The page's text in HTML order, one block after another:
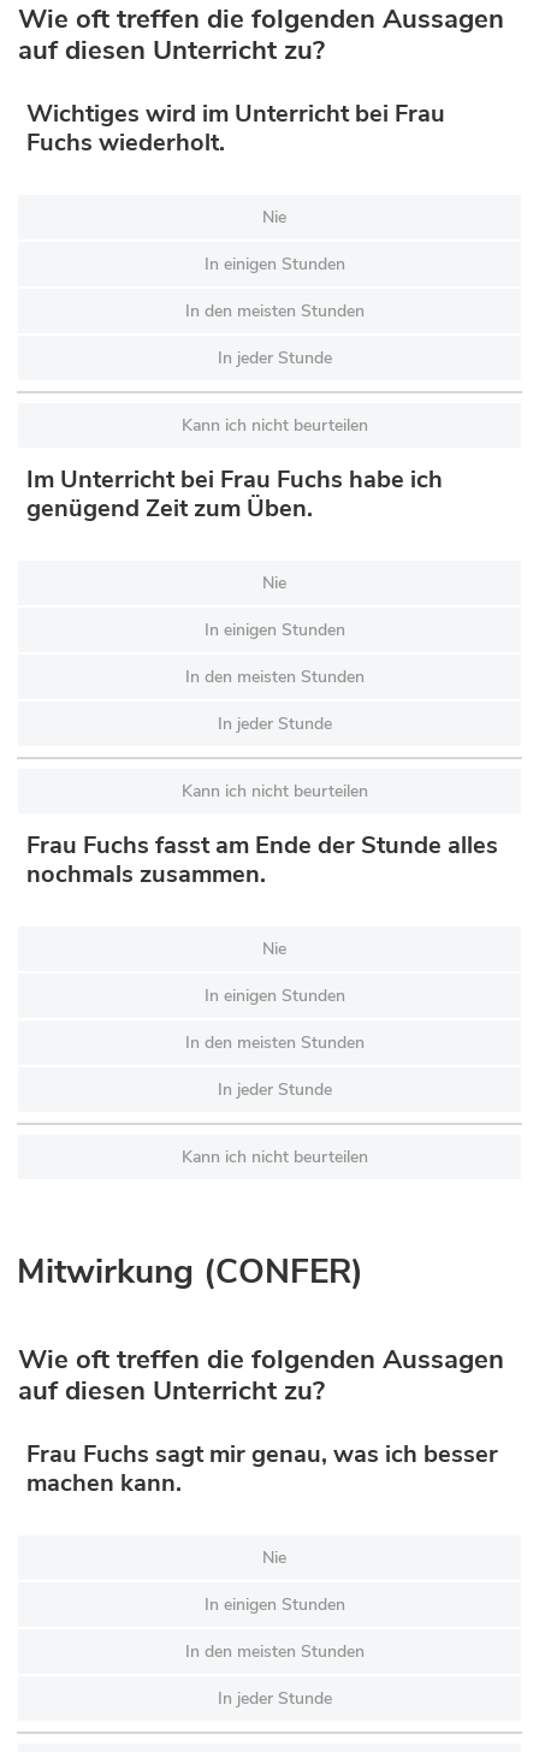
Wie oft treffen die folgenden Aussagen
auf diesen Unterricht zu?
Wichtiges wird im Unterricht bei Frau
Fuchs wiederholt.
Nie
In einigen Stunden
In den meisten Stunden
In jeder Stunde
Kann ich nicht beurteilen
Im Unterricht bei Frau Fuchs habe ich
genügend Zeit zum Üben.
Nie
In einigen Stunden
In den meisten Stunden
In jeder Stunde
Kann ich nicht beurteilen
Frau Fuchs fasst am Ende der Stunde alles
nochmals zusammen.
Nie
In einigen Stunden
In den meisten Stunden
In jeder Stunde
Kann ich nicht beurteilen
Mitwirkung (CONFER)
Wie oft treffen die folgenden Aussagen
auf diesen Unterricht zu?
Frau Fuchs sagt mir genau, was ich besser
machen kann.
Nie
In einigen Stunden
In den meisten Stunden
In jeder Stunde